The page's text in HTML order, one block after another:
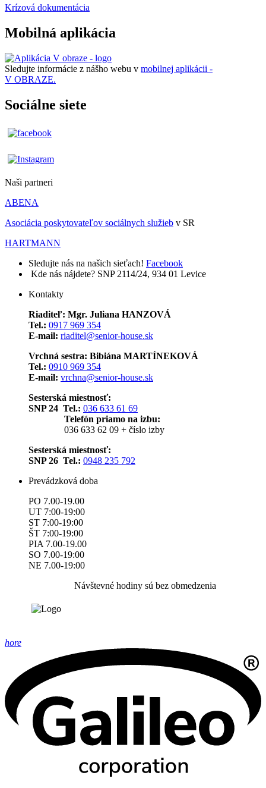
Krízová dokumentácia
Mobilná aplikácia
Sledujte informácie z nášho webu v mobilnej aplikácii -
V OBRAZE.
Sociálne siete
Naši partneri
ABENA
Asociácia poskytovateľov sociálnych služieb v SR
HARTMANN
Sledujte nás na našich sieťach! Facebook
Kde nás nájdete? SNP 2114/24, 934 01 Levice
Kontakty
Riaditeľ: Mgr. Juliana HANZOVÁ
Tel.: 0917 969 354
E-mail: riaditel@senior-house.sk
Vrchná sestra: Bibiána MARTÍNEKOVÁ
Tel.: 0910 969 354
E-mail: vrchna@senior-house.sk
Sesterská miestnosť:
SNP 24 Tel.: 036 633 61 69
Telefón priamo na izbu:
036 633 62 09 + číslo izby
Sesterská miestnosť:
SNP 26 Tel.: 0948 235 792
Prevádzková doba
PO 7.00-19.00
UT 7:00-19:00
ST 7:00-19:00
ŠT 7:00-19:00
PIA 7.00-19.00
SO 7.00-19:00
NE 7.00-19:00
Návštevné hodiny sú bez obmedzenia
hore